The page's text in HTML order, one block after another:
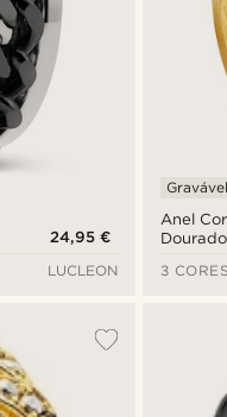
24,95 €
LUCLEON
Anel
Dourado
Gravável
3 CORES